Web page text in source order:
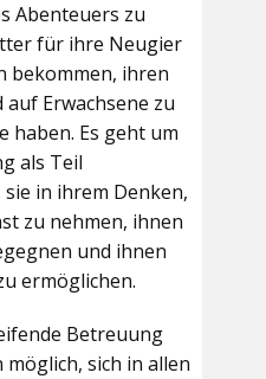
Abenteuers zu
für ihre Neugier
bekommen, ihren
Erwachsene zu
haben. Es geht um
als Teil
in ihrem Denken,
zu nehmen, ihnen
und ihnen
ermöglichen.
Betreuung
möglich, sich in allen